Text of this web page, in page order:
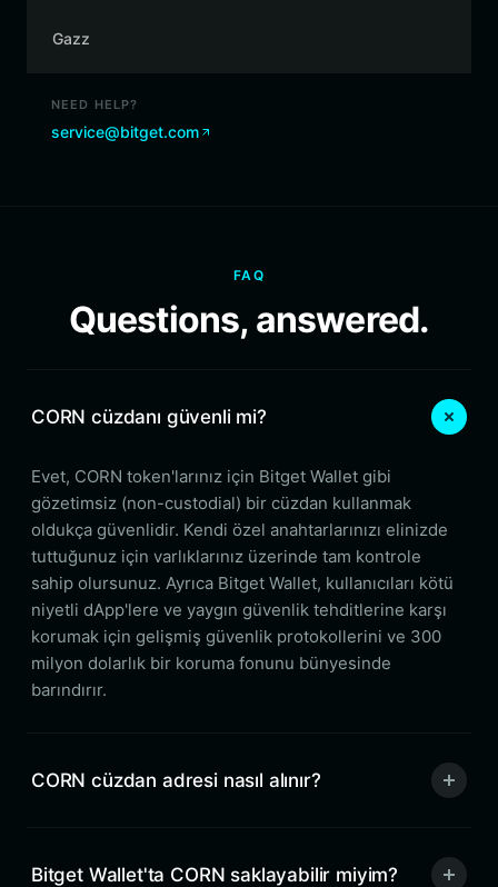
Gazz
NEED HELP?
service@bitget.com
FAQ
Questions, answered.
CORN cüzdanı güvenli mi?
Evet, CORN token'larınız için Bitget Wallet gibi
gözetimsiz (non-custodial) bir cüzdan kullanmak
oldukça güvenlidir. Kendi özel anahtarlarınızı elinizde
tuttuğunuz için varlıklarınız üzerinde tam kontrole
sahip olursunuz. Ayrıca Bitget Wallet, kullanıcıları kötü
niyetli dApp'lere ve yaygın güvenlik tehditlerine karşı
korumak için gelişmiş güvenlik protokollerini ve 300
milyon dolarlık bir koruma fonunu bünyesinde
barındırır.
CORN cüzdan adresi nasıl alınır?
Bitget Wallet'ta CORN saklayabilir miyim?